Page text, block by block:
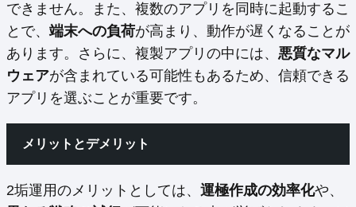
できません。また、複数のアプリを同時に起動するこ
とで、 端末への負荷が高まり、動作が遅くなることが
あります。さらに、複製アプリの中には、 悪質なマル
ウェアが含まれている可能性もあるため、信頼できる
アプリを選ぶことが重要です。
メリットとデメリット
2垢運用のメリットとしては、 運極作成の効率化や、